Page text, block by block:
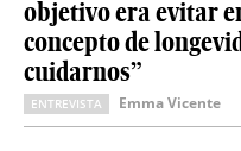
objetivo era evitar
concepto de
cuidarnos”
ENTREVISTA Emma Vicente